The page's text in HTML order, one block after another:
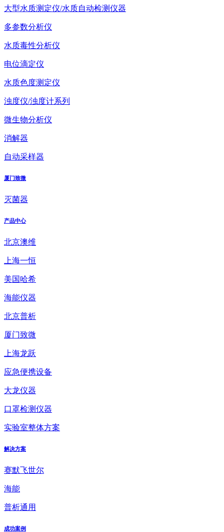
大型水质测定仪/水质自动检测仪器
多参数分析仪
水质毒性分析仪
电位滴定仪
水质色度测定仪
浊度仪/浊度计系列
微生物分析仪
消解器
自动采样器
厦门致微
灭菌器
产品中心
北京澳维
上海一恒
美国哈希
海能仪器
北京普析
厦门致微
上海龙跃
应急便携设备
大龙仪器
口罩检测仪器
实验室整体方案
解决方案
赛默飞世尔
海能
普析通用
成功案例